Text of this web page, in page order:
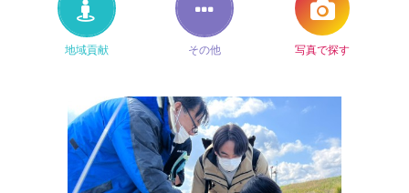
地域貢献 その他 写真で探す